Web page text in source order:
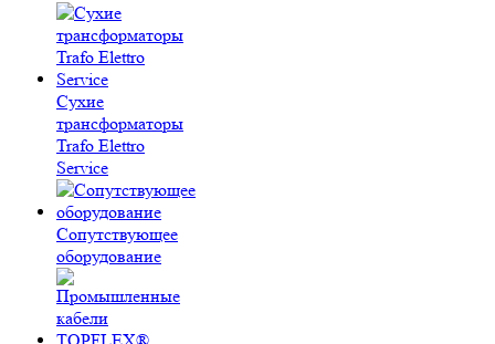
Сухие
трансформаторы
Trafo Elettro
Service
Сопутствующее
оборудование